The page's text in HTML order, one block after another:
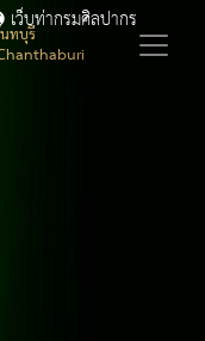
ทบุรี
เว็บท่ากรมศิลปากร